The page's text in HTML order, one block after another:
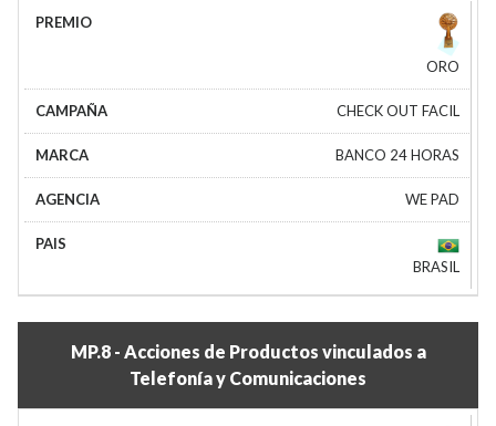
ORO
CHECK OUT FACIL
BANCO 24 HORAS
WE PAD
BRASIL
MP.8 - Acciones de Productos vinculados a
Telefonía y Comunicaciones